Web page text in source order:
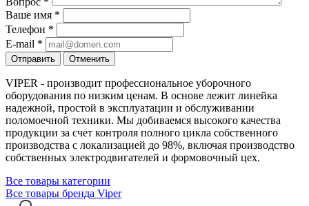
Ваше имя *
Телефон *
E-mail *
Отправить Отменить
VIPER - производит профессиональное уборочного
оборудования по низким ценам. В основе лежит линейка
надежной, простой в эксплуатации и обслуживании
поломоечной техники. Мы добиваемся высокого качества
продукции за счет контроля полного цикла собственного
производства с локализацией до 98%, включая производство
собственных электродвигателей и формовочный цех.
Все товары категории
Все товары бренда Viper